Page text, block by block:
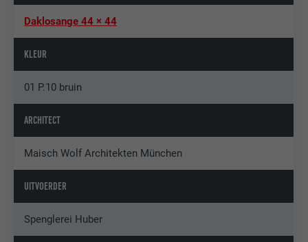
Daklosange 44 × 44
KLEUR
01 P.10 bruin
ARCHITECT
Maisch Wolf Architekten München
UITVOERDER
Spenglerei Huber